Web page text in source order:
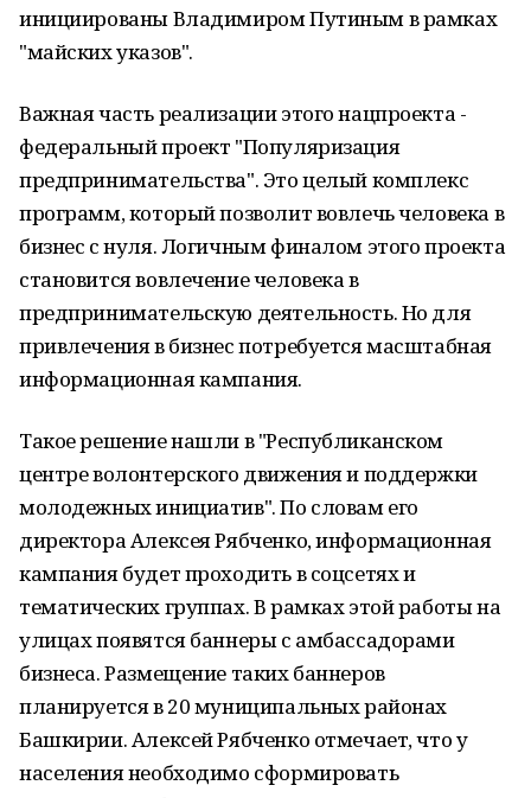
инициированы Владимиром Путиным в рамках
"майских указов".
Важная часть реализации этого нацпроекта -
федеральный проект "Популяризация
предпринимательства". Это целый комплекс
программ, который позволит вовлечь человека в
бизнес с нуля. Логичным финалом этого проекта
становится вовлечение человека в
предпринимательскую деятельность. Но для
привлечения в бизнес потребуется масштабная
информационная кампания.
Такое решение нашли в "Республиканском
центре волонтерского движения и поддержки
молодежных инициатив". По словам его
директора Алексея Рябченко, информационная
кампания будет проходить в соцсетях и
тематических группах. В рамках этой работы на
улицах появятся баннеры с амбассадорами
бизнеса. Размещение таких баннеров
планируется в 20 муниципальных районах
Башкирии. Алексей Рябченко отмечает, что у
населения необходимо сформировать